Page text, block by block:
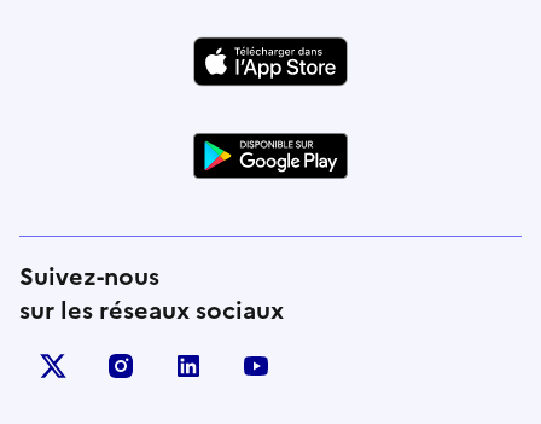
Suivez-nous
sur les réseaux sociaux
X (anciennement Twitter)
instagramlinkedin